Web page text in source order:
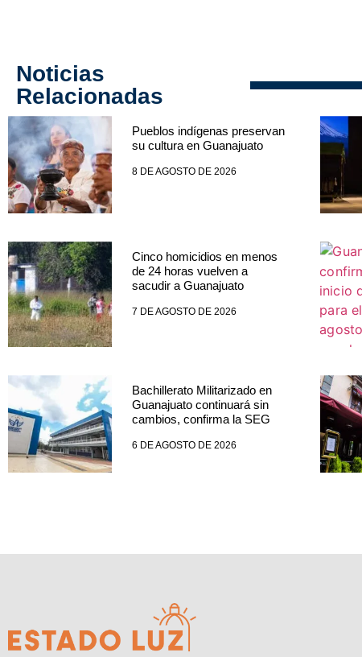
Noticias
Relacionadas
Pueblos indígenas preservan
su cultura en Guanajuato
8 DE AGOSTO DE 2026
Cinco homicidios en menos
de 24 horas vuelven a
sacudir a Guanajuato
7 DE AGOSTO DE 2026
Bachillerato Militarizado en
Guanajuato continuará sin
cambios, confirma la SEG
6 DE AGOSTO DE 2026